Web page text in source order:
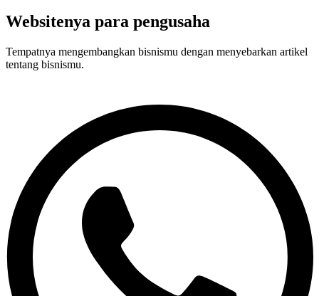
Websitenya para pengusaha
Tempatnya mengembangkan bisnismu dengan menyebarkan artikel
tentang bisnismu.